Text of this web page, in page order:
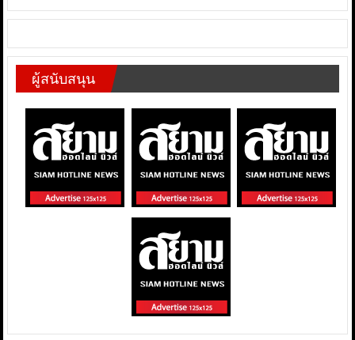
ผู้สนับสนุน